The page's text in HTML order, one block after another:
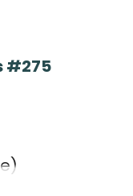
#275